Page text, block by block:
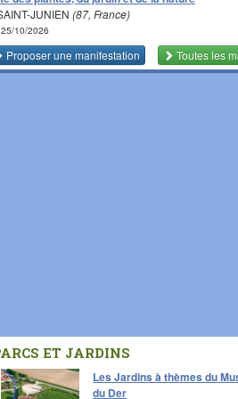
JUNIEN (87, France)
10/2026
Proposer une manifestation Toutes les
ET JARDINS
Les Jardins à thèmes du
du Der